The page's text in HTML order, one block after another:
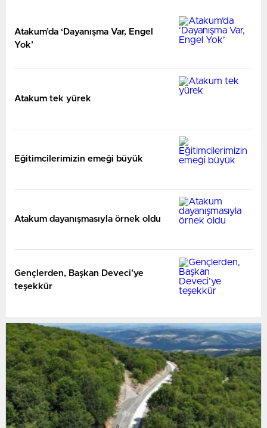
Atakum’da ‘Dayanışma Var, Engel
Yok’
Atakum tek yürek
Eğitimcilerimizin emeği büyük
Atakum dayanışmasıyla örnek oldu
Gençlerden, Başkan Deveci’ye
teşekkür